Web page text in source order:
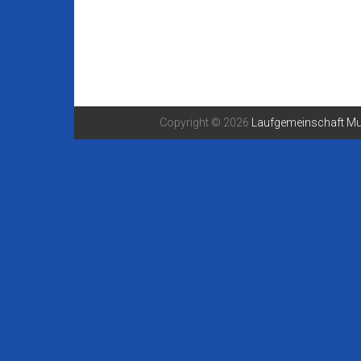
Copyright © 2026 Laufgemeinschaft